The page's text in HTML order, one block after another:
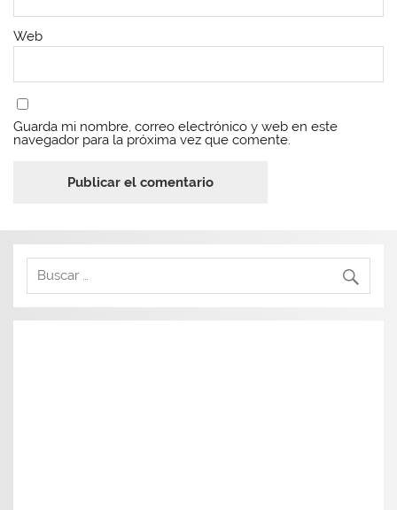
Web
Guarda mi nombre, correo electrónico y web en este
navegador para la próxima vez que comente.